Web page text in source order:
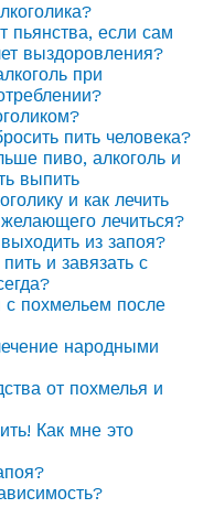
пьянства, если сам
выздоровления?
при
пить человека?
пиво, алкоголь и
выпить
и как лечить
лечиться?
из запоя?
и завязать с
с похмельем после
народными
от похмелья и
Как мне это